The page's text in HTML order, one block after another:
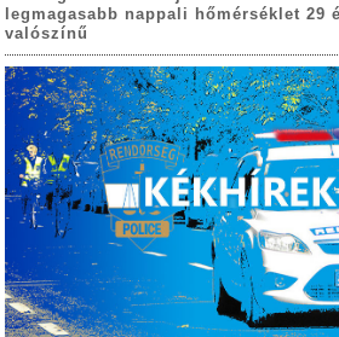
legmagasabb nappali hőmérséklet 29
valószínű